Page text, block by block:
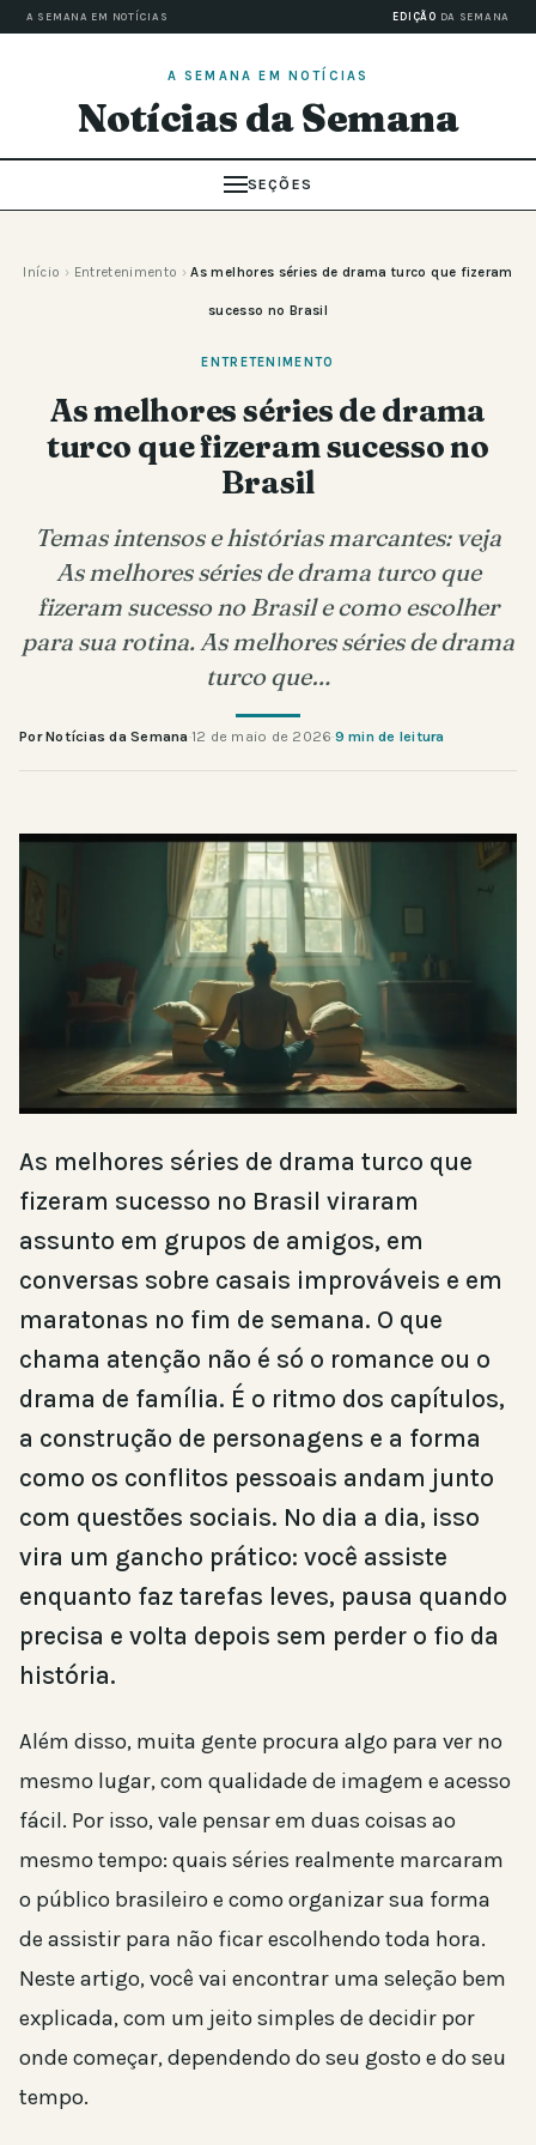
A SEMANA EM NOTÍCIAS EDIÇÃO DA SEMANA
A SEMANA EM NOTÍCIAS
Notícias da Semana
SEÇÕES
Início › Entretenimento › As melhores séries de drama turco que fizeram
sucesso no Brasil
ENTRETENIMENTO
As melhores séries de drama
turco que fizeram sucesso no
Brasil
Temas intensos e histórias marcantes: veja
As melhores séries de drama turco que
fizeram sucesso no Brasil e como escolher
para sua rotina. As melhores séries de drama
turco que…
Por Notícias da Semana·12 de maio de 2026·9 min de leitura
As melhores séries de drama turco que
fizeram sucesso no Brasil viraram
assunto em grupos de amigos, em
conversas sobre casais improváveis e em
maratonas no fim de semana. O que
chama atenção não é só o romance ou o
drama de família. É o ritmo dos capítulos,
a construção de personagens e a forma
como os conflitos pessoais andam junto
com questões sociais. No dia a dia, isso
vira um gancho prático: você assiste
enquanto faz tarefas leves, pausa quando
precisa e volta depois sem perder o fio da
história.
Além disso, muita gente procura algo para ver no
mesmo lugar, com qualidade de imagem e acesso
fácil. Por isso, vale pensar em duas coisas ao
mesmo tempo: quais séries realmente marcaram
o público brasileiro e como organizar sua forma
de assistir para não ficar escolhendo toda hora.
Neste artigo, você vai encontrar uma seleção bem
explicada, com um jeito simples de decidir por
onde começar, dependendo do seu gosto e do seu
tempo.